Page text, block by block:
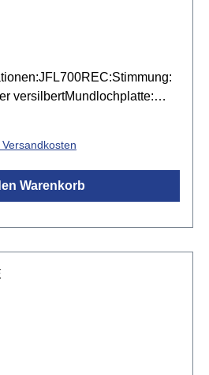
versilbertMundlochplatte:
versilbert mit C-
versilbertgeschlossene
HCDS-460B
mit
Warenkorb